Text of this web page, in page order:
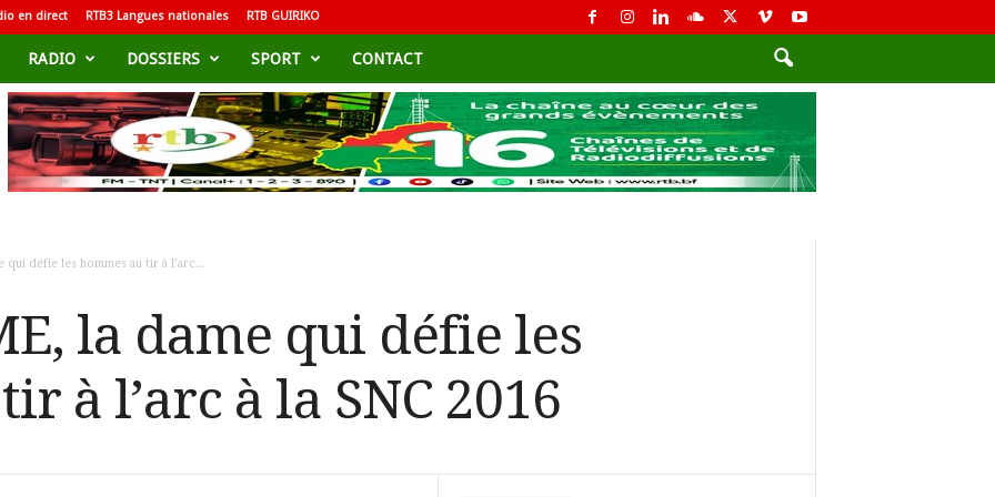
en direct RTB3 Langues nationales RTB GUIRIKO
RADIO DOSSIERS SPORT CONTACT
qui défie les hommes au tir à l’arc...
la dame qui défie les
à l’arc à la SNC 2016